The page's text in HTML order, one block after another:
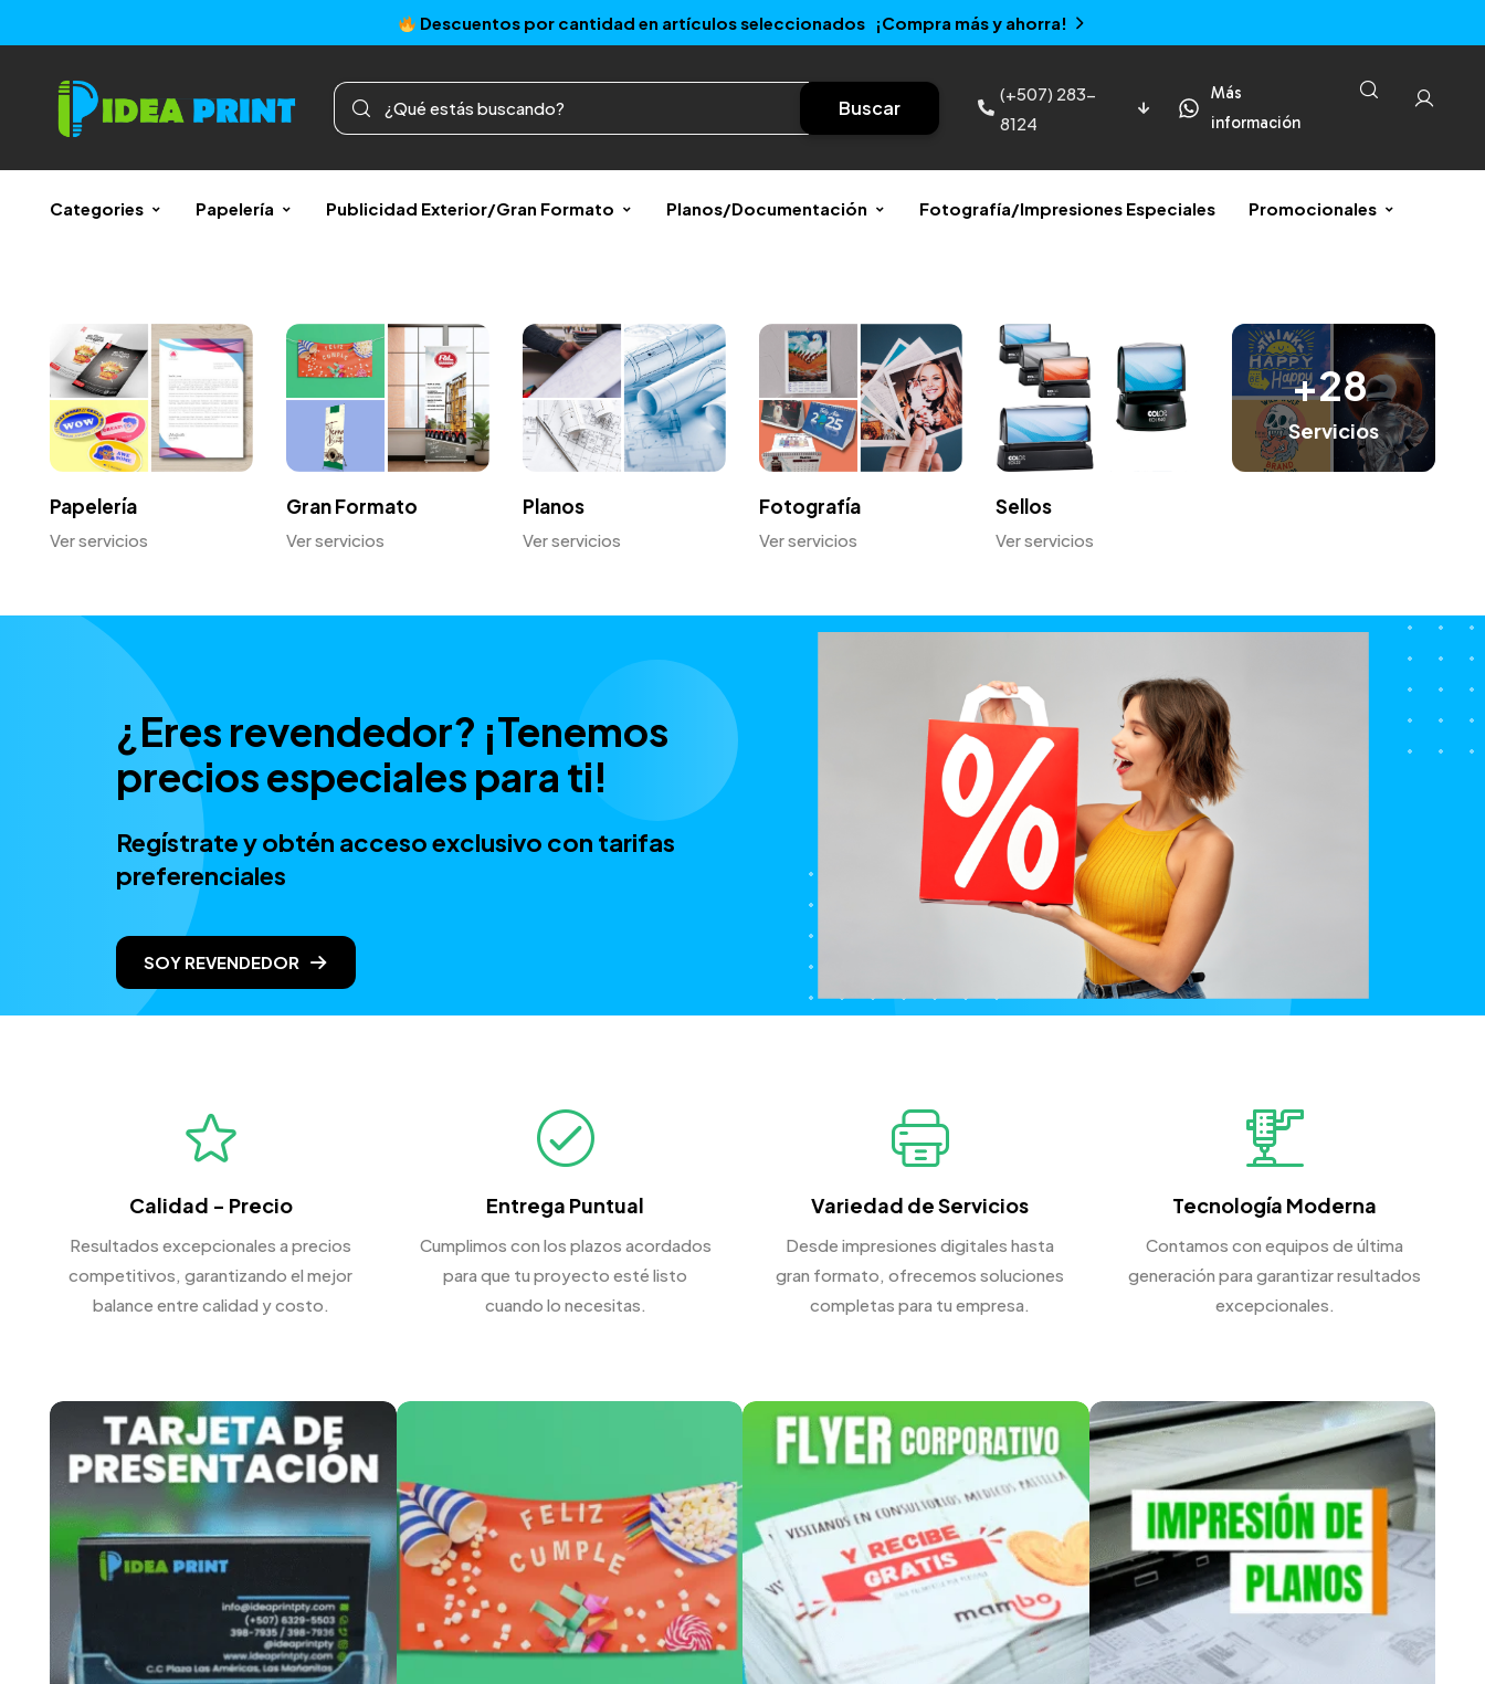
Descuentos por cantidad en artículos seleccionados ¡Compra más y ahorra!
Buscar
(+507) 283-
8124
Más
información
Categories Papelería Publicidad Exterior/Gran Formato Planos/Documentación Fotografía/Impresiones Especiales Promocionales
Papelería
Ver servicios
Gran Formato
Ver servicios
Planos
Ver servicios
Fotografía
Ver servicios
Sellos
Ver servicios
+28
Servicios
¿Eres revendedor? ¡Tenemos
precios especiales para ti!
Regístrate y obtén acceso exclusivo con tarifas
preferenciales
SOY REVENDEDOR
Calidad - Precio
Resultados excepcionales a precios
competitivos, garantizando el mejor
balance entre calidad y costo.
Entrega Puntual
Cumplimos con los plazos acordados
para que tu proyecto esté listo
cuando lo necesitas.
Variedad de Servicios
Desde impresiones digitales hasta
gran formato, ofrecemos soluciones
completas para tu empresa.
Tecnología Moderna
Contamos con equipos de última
generación para garantizar resultados
excepcionales.